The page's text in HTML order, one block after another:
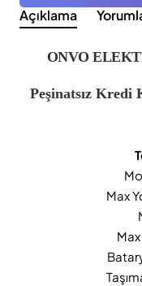
Açıklama
ONVO
Peşinatsız Kredi
Max